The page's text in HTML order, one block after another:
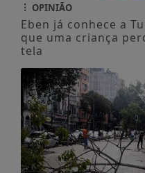
OPINIÃO
Eben já conhece a
que uma criança
tela